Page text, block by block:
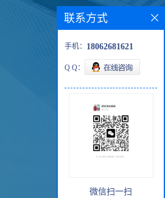
联系方式
手机： 18062681621
Q Q：
微信扫一扫